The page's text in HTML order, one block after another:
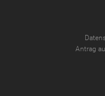
Antrag